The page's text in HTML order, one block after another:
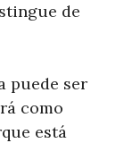
de
puede ser
como
está